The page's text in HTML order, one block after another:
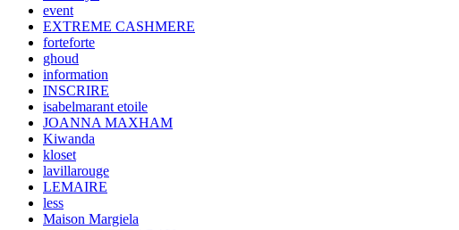
event
EXTREME CASHMERE
forteforte
ghoud
information
INSCRIRE
isabelmarant etoile
JOANNA MAXHAM
Kiwanda
kloset
lavillarouge
LEMAIRE
less
Maison Margiela